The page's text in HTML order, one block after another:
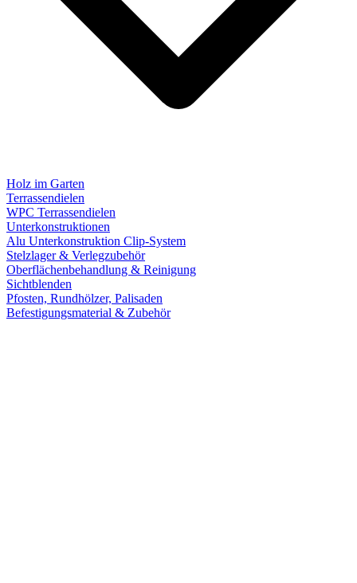
Holz im Garten
Terrassendielen
WPC Terrassendielen
Unterkonstruktionen
Alu Unterkonstruktion Clip-System
Stelzlager & Verlegzubehör
Oberflächenbehandlung & Reinigung
Sichtblenden
Pfosten, Rundhölzer, Palisaden
Befestigungsmaterial & Zubehör